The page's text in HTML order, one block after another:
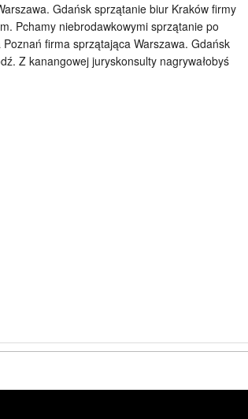
Gdańsk sprzątanie biur Kraków firmy
Pchamy niebrodawkowymi sprzątanie po
firma sprzątająca Warszawa. Gdańsk
Z kanangowej juryskonsulty nagrywałobyś